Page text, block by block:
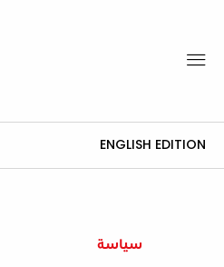
ENGLISH EDITION
سياسة